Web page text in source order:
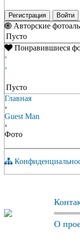
Регистрация Войти
Авторские
Пусто
Понравившиеся
‹
›
Пусто
Главная
›
Guest Man
›
Фото
О